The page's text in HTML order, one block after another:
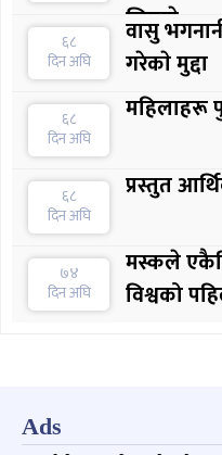
लिइयाे
६८
दिन अघि
वासु
गरेकाे मुद्दा
६८
दिन अघि
महिलाहरू
६८
दिन अघि
प्रस्तुत
७४
दिन अघि
मस्कले
विश्वको
Ads